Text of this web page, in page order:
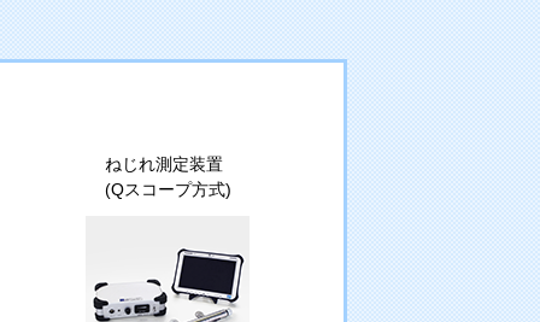
ねじれ測定装置
(Qスコープ方式)